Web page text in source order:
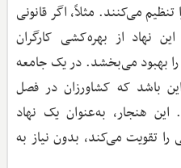
تنظیم می‌کنند. مثلاً، اگر قانونی
نهاد از بهره‌کشی کارگران
بهبود می‌بخشد. در یک جامعه
باشد که کشاورزان در فصل
هنجار، به‌عنوان یک نهاد
تقویت می‌کند، بدون نیاز به